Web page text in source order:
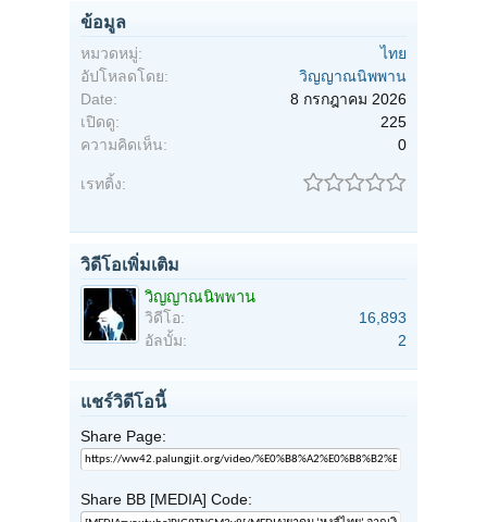
ข้อมูล
หมวดหมู่:
ไทย
อัปโหลดโดย:
วิญญาณนิพพาน
Date:
8 กรกฎาคม 2026
เปิดดู:
225
ความคิดเห็น:
0
เรทติ้ง:
วิดีโอเพิ่มเติม
วิญญาณนิพพาน
วิดีโอ:
16,893
อัลบั้ม:
2
แชร์วิดีโอนี้
Share Page:
Share BB [MEDIA] Code: